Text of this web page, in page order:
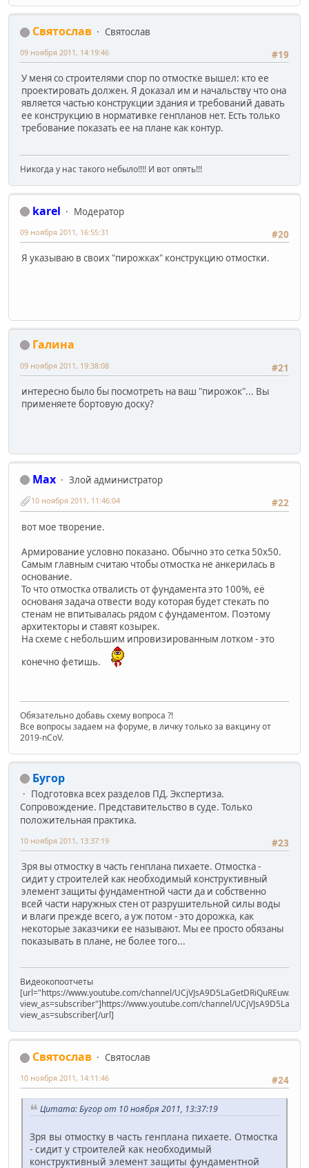
Святослав
Святослав
#19
09 ноября 2011, 14:19:46
У меня со строителями спор по отмостке вышел: кто ее
проектировать должен. Я доказал им и начальству что она
является частью конструкции здания и требований давать
ее конструкцию в нормативке генпланов нет. Есть только
требование показать ее на плане как контур.
Никогда у нас такого небыло!!!! И вот опять!!!
karel
Модератор
#20
09 ноября 2011, 16:55:31
Я указываю в своих "пирожках" конструкцию отмостки.
Галинa
#21
09 ноября 2011, 19:38:08
интересно было бы посмотреть на ваш "пирожок"... Вы
применяете бортовую доску?
Max
Злой администратор
#22
10 ноября 2011, 11:46:04
вот мое творение.
Армирование условно показано. Обычно это сетка 50х50.
Самым главным считаю чтобы отмостка не анкерилась в
основание.
То что отмостка отвалисть от фундамента это 100%, её
основаня задача отвести воду которая будет стекать по
стенам не впитывалась рядом с фундаментом. Поэтому
архитекторы и ставят козырек.
На схеме с небольшим ипровизированным лотком - это
конечно фетишь.
Обязательно добавь схему вопроса ?!
Все вопросы задаем на форуме, в личку только за вакцину от
2019-nCoV.
Бугор
Подготовка всех разделов ПД. Экспертиза.
Сопровождение. Представительство в суде. Только
положительная практика.
#23
10 ноября 2011, 13:37:19
Зря вы отмостку в часть генплана пихаете. Отмостка -
сидит у строителей как необходимый конструктивный
элемент защиты фундаментной части да и собственно
всей части наружных стен от разрушительной силы воды
и влаги прежде всего, а уж потом - это дорожка, как
некоторые заказчики ее называют. Мы ее просто обязаны
показывать в плане, не более того...
Видеокопоотчеты
[url="https://www.youtube.com/channel/UCjVJsA9D5LaGetDRiQuREuw/
view_as=subscriber"]https://www.youtube.com/channel/
view_as=subscriber[/url]
Святослав
Святослав
#24
10 ноября 2011, 14:11:46
Цитата: Бугор от 10 ноября 2011, 13:37:19
Зря вы отмостку в часть генплана пихаете. Отмостка
- сидит у строителей как необходимый
конструктивный элемент защиты фундаментной